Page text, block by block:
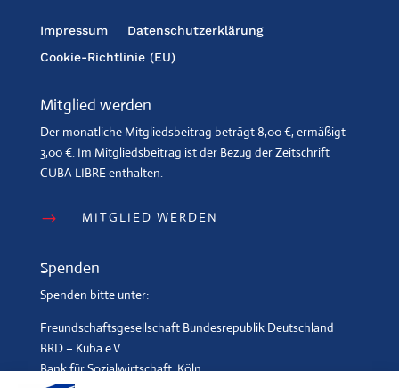
Impressum
Datenschutzerklärung
Cookie-Richtlinie (EU)
Mitglied werden
Der monatliche Mitgliedsbeitrag beträgt 8,00 €, ermäßigt
3,00 €. Im Mitgliedsbeitrag ist der Bezug der Zeitschrift
CUBA LIBRE enthalten.
$ MITGLIED WERDEN
Spenden
Spenden bitte unter:
Freundschaftsgesellschaft Bundesrepublik Deutschland
BRD – Kuba e.V.
Bank für Sozialwirtschaft, Köln